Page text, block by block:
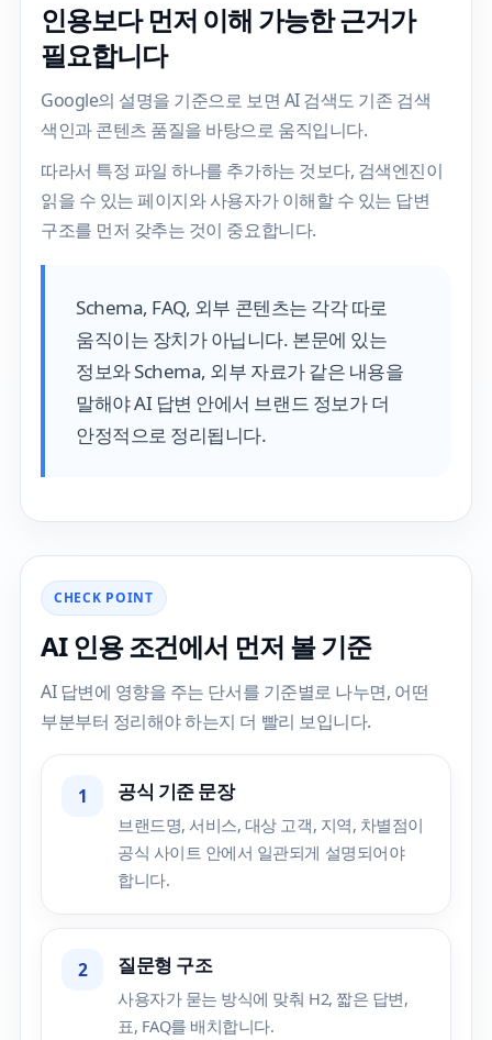
인용보다 먼저 이해 가능한 근거가
필요합니다
Google의 설명을 기준으로 보면 AI 검색도 기존 검색
색인과 콘텐츠 품질을 바탕으로 움직입니다.
따라서 특정 파일 하나를 추가하는 것보다, 검색엔진이
읽을 수 있는 페이지와 사용자가 이해할 수 있는 답변
구조를 먼저 갖추는 것이 중요합니다.
Schema, FAQ, 외부 콘텐츠는 각각 따로
움직이는 장치가 아닙니다. 본문에 있는
정보와 Schema, 외부 자료가 같은 내용을
말해야 AI 답변 안에서 브랜드 정보가 더
안정적으로 정리됩니다.
CHECK POINT
AI 인용 조건에서 먼저 볼 기준
AI 답변에 영향을 주는 단서를 기준별로 나누면, 어떤
부분부터 정리해야 하는지 더 빨리 보입니다.
1 공식 기준 문장
브랜드명, 서비스, 대상 고객, 지역, 차별점이
공식 사이트 안에서 일관되게 설명되어야
합니다.
2 질문형 구조
사용자가 묻는 방식에 맞춰 H2, 짧은 답변,
표, FAQ를 배치합니다.